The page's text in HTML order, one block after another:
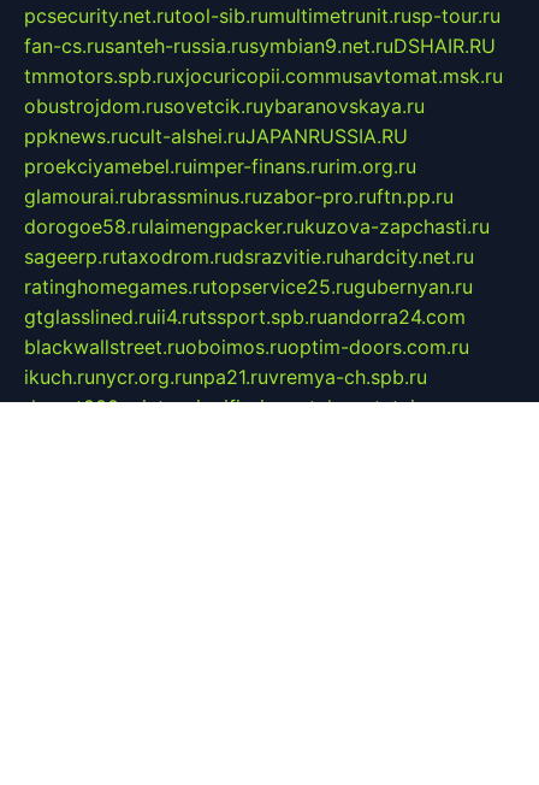
pcsecurity.net.rutool-sib.rumultimetrunit.rusp-tour.ru
fan-cs.rusanteh-russia.rusymbian9.net.ruDSHAIR.RU
tmmotors.spb.ruxjocuricopii.commusavtomat.msk.ru
obustrojdom.rusovetcik.ruybaranovskaya.ru
ppknews.rucult-alshei.ruJAPANRUSSIA.RU
proekciyamebel.ruimper-finans.rurim.org.ru
glamourai.rubrassminus.ruzabor-pro.ruftn.pp.ru
dorogoe58.rulaimengpacker.rukuzova-zapchasti.ru
sageerp.rutaxodrom.rudsrazvitie.ruhardcity.net.ru
ratinghomegames.rutopservice25.rugubernyan.ru
gtglasslined.ruii4.rutssport.spb.ruandorra24.com
blackwallstreet.ruoboimos.ruoptim-doors.com.ru
ikuch.runycr.org.runpa21.ruvremya-ch.spb.ru
desert000.ruivtorgi.ruifiori.rucatalog-statei.ru